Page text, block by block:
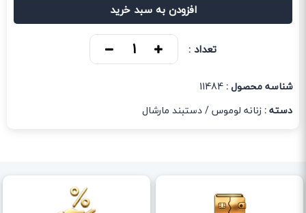
افزودن به سبد خرید
تعداد :
شناسه محصول :11484
دسته :زنانه لوموس/دستبند مارشال